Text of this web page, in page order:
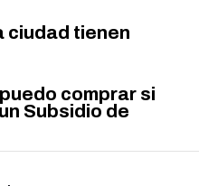
ciudad tienen
comprar si
Subsidio de